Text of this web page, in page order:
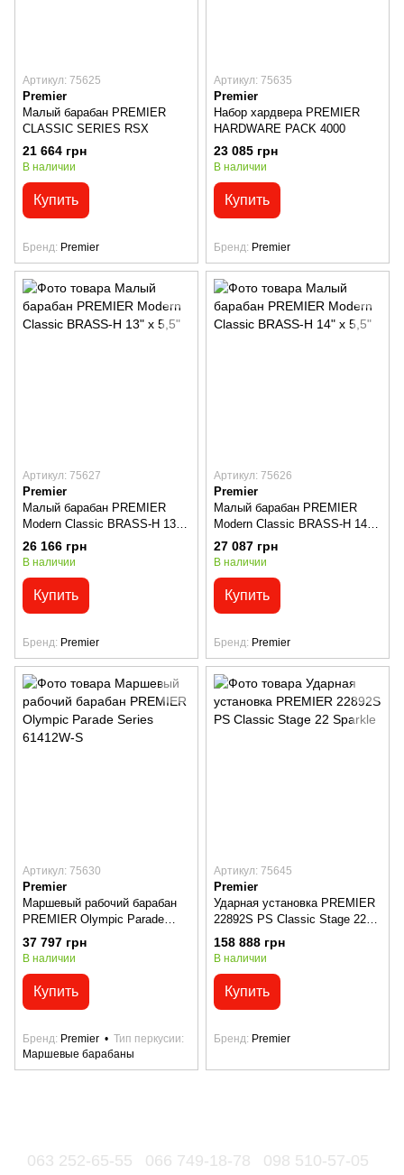
Артикул: 75625
Premier
Малый барабан PREMIER
CLASSIC SERIES RSX
21 664 грн
В наличии
Купить
Бренд Premier
Артикул: 75635
Premier
Набор хардвера PREMIER
HARDWARE PACK 4000
23 085 грн
В наличии
Купить
Бренд Premier
Артикул: 75627
Premier
Малый барабан PREMIER
Modern Classic BRASS-H 13" x
5,5"
26 166 грн
В наличии
Купить
Бренд Premier
Артикул: 75626
Premier
Малый барабан PREMIER
Modern Classic BRASS-H 14" x
5,5"
27 087 грн
В наличии
Купить
Бренд Premier
Артикул: 75630
Premier
Маршевый рабочий барабан
PREMIER Olympic Parade
Series 61412W-S
37 797 грн
В наличии
Купить
Бренд Premier
Тип перкусии
Маршевые барабаны
Артикул: 75645
Premier
Ударная установка PREMIER
22892S PS Classic Stage 22
Sparkle
158 888 грн
В наличии
Купить
Бренд Premier
063 252-65-55 066 749-18-78 098 510-57-05